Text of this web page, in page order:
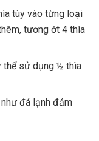
tùy vào từng loại
tương ớt 4 thìa
thể sử dụng ½ thìa
đá lạnh đảm